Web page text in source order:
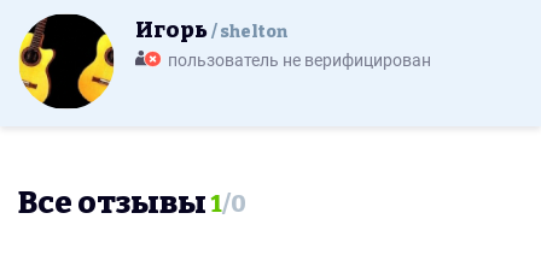
Игорь shelton
пользователь не верифицирован
Все отзывы1/0